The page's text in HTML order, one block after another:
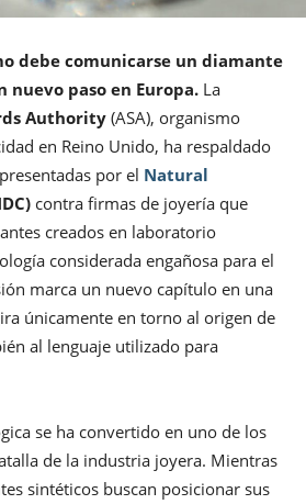
debe comunicarse un diamante
paso en Europa. La
Authority (ASA), organismo
en Reino Unido, ha respaldado
por el Natural
contra firmas de joyería que
creados en laboratorio
considerada engañosa para el
marca un nuevo capítulo en una
únicamente en torno al origen de
al lenguaje utilizado para
se ha convertido en uno de los
de la industria joyera. Mientras
sintéticos buscan posicionar sus